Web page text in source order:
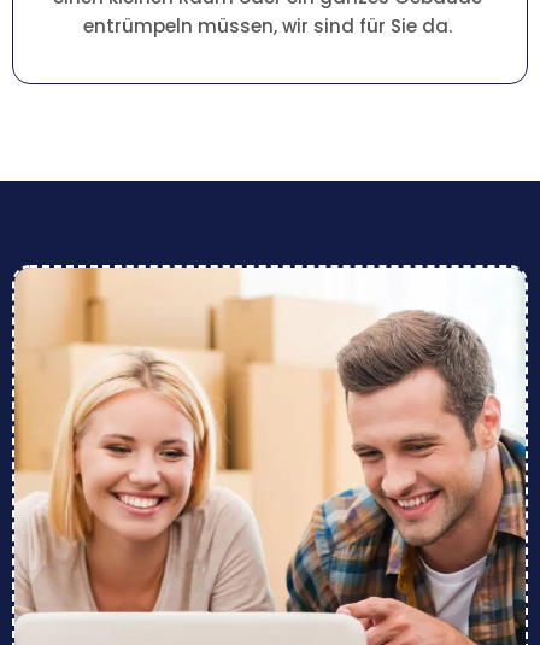
entrümpeln müssen, wir sind für Sie da.